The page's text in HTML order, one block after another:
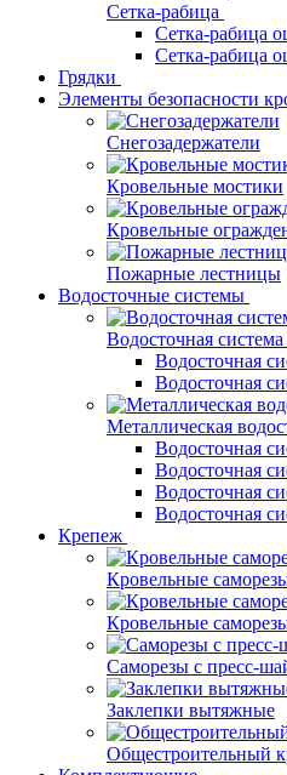
Сетка-рабица
Сетка-рабица
Сетка-рабица
Грядки
Элементы безопасности
Снегозадержатели
Кровельные мостики
Кровельные
Пожарные лестницы
Водосточные системы
Водосточная
Водосточная
Водосточная
Металлическая
Водосточная
Водосточная
Водосточная
Водосточная
Крепеж
Кровельные
Кровельные
Саморезы с пресс-
Заклепки вытяжные
Общестроительный